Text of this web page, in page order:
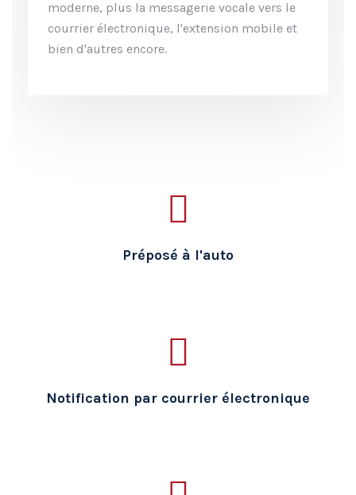
moderne, plus la messagerie vocale vers le
courrier électronique, l'extension mobile et
bien d'autres encore.
Préposé à l'auto
Notification par courrier électronique